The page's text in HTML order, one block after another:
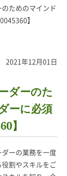
のためのマインド
】
2021年12月01日
ダーのた
ーに必須
】
ーの業務を一度
割やスキルをご